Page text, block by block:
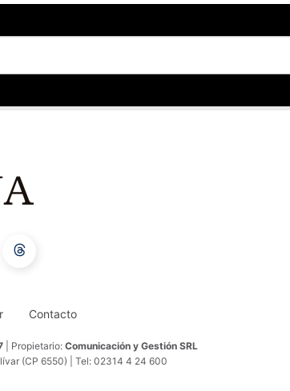
Contacto
| Propietario: Comunicación y Gestión SRL
(CP 6550) | Tel: 02314 4 24 600